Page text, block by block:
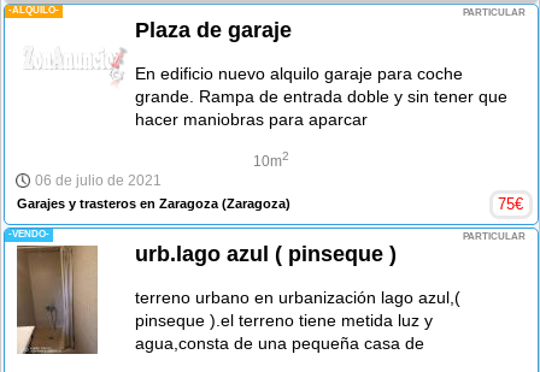
-ALQUILO- PARTICULAR
Plaza de garaje
En edificio nuevo alquilo garaje para coche
grande. Rampa de entrada doble y sin tener que
hacer maniobras para aparcar
10m2
06 de julio de 2021
Garajes y trasteros en Zaragoza (Zaragoza) 75€
-VENDO- PARTICULAR
urb.lago azul ( pinseque )
terreno urbano en urbanización lago azul,(
pinseque ).el terreno tiene metida luz y
agua,consta de una pequeña casa de